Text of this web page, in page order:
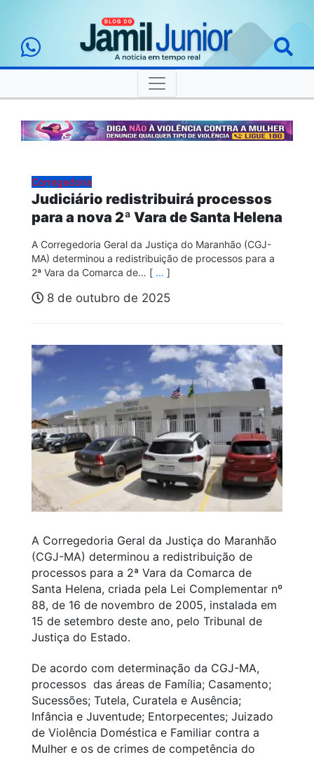
Corregedoria
Judiciário redistribuirá processos
para a nova 2ª Vara de Santa Helena
A Corregedoria Geral da Justiça do Maranhão (CGJ-
MA) determinou a redistribuição de processos para a
2ª Vara da Comarca de… [ … ]
8 de outubro de 2025
A Corregedoria Geral da Justiça do Maranhão
(CGJ-MA) determinou a redistribuição de
processos para a 2ª Vara da Comarca de
Santa Helena, criada pela Lei Complementar nº
88, de 16 de novembro de 2005, instalada em
15 de setembro deste ano, pelo Tribunal de
Justiça do Estado.
De acordo com determinação da CGJ-MA,
processos das áreas de Família; Casamento;
Sucessões; Tutela, Curatela e Ausência;
Infância e Juventude; Entorpecentes; Juizado
de Violência Doméstica e Familiar contra a
Mulher e os de crimes de competência do